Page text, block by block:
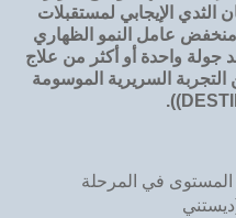
الإيجابي لمستقبلات
منخفض عامل النمو الظهاري
واحدة أو أكثر من علاج
التجربة السريرية الموسومة
)
.
المستوى في المرحلة